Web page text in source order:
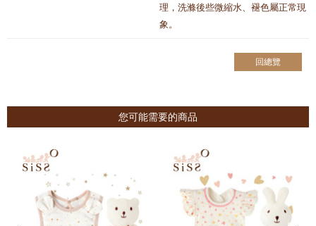
理，洗滌後些微縮水、褪色屬正常現
象。
回總覽
您可能需要的商品